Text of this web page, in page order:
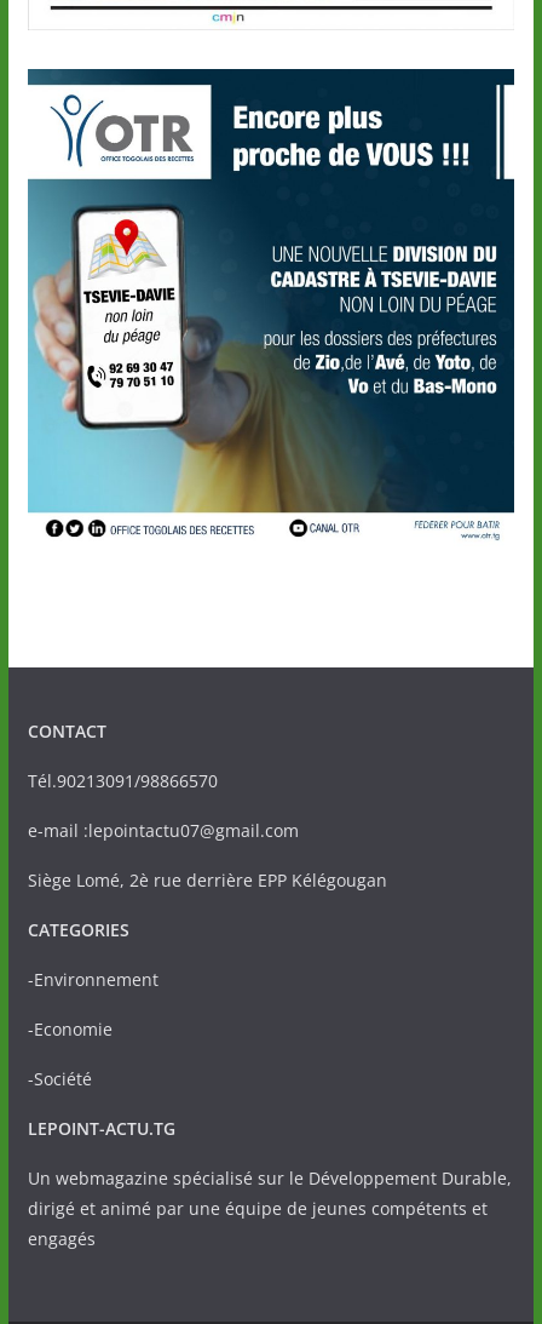
CONTACT
Tél.90213091/98866570
e-mail :lepointactu07@gmail.com
Siège Lomé, 2è rue derrière EPP Kélégougan
CATEGORIES
-Environnement
-Economie
-Société
LEPOINT-ACTU.TG
Un webmagazine spécialisé sur le Développement Durable,
dirigé et animé par une équipe de jeunes compétents et
engagés